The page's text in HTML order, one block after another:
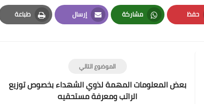
حفظ
Pinterest
مشاركة
Whatsapp
إرسال
Email
طباعة
Print
الموضوع التالي
بعض المعلومات المهمة لذوي الشهداء بخصوص توزيع
الراتب ومعرفة مستحقيه
21 أبريل 2021